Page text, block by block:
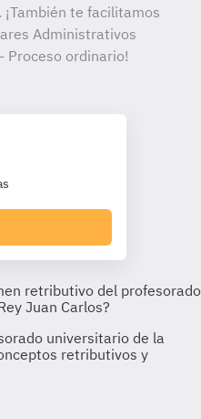
te facilitamos
Administrativos
Proceso ordinario!